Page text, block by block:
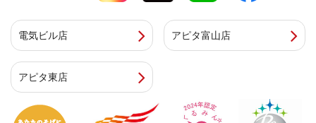
電気ビル店 アピタ富山店
アピタ東店